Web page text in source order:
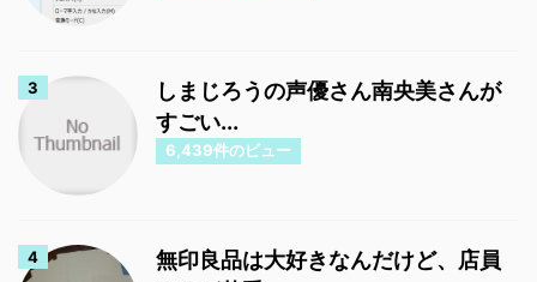
しまじろうの声優さん南央美さんが
すごい...
6,439件のビュー
無印良品は大好きなんだけど、店員